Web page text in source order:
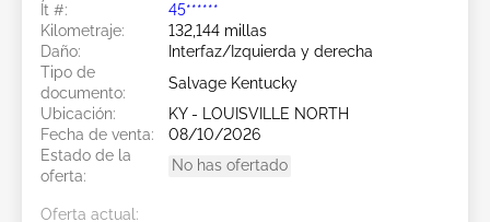
Ít #:
45******
Kilometraje:
132,144 millas
Daño:
Interfaz/Izquierda y derecha
Tipo de
documento:
Salvage Kentucky
Ubicación:
KY - LOUISVILLE NORTH
Fecha de venta:
08/10/2026
Estado de la
oferta:
No has ofertado
Oferta actual: